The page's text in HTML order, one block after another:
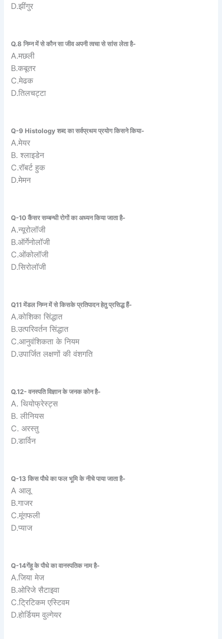
D.झींगुर
Q.8 निम्न में से कौन सा जीव अपनी त्वचा से सांस लेता है-
A.मछली
B.कबूतर
C.मेढक
D.तिलचट्टा
Q-9 Histology शब्द का सर्वप्रथम प्रयोग किसने किया-
A.मेयर
B. श्लाइडेन
C.रॉबर्ट हुक
D.मेमन
Q-10 कैंसर सम्बन्धी रोगों का अध्यन किया जाता है-
A.न्यूरोलॉजी
B.ऑर्गेनोलॉजी
C.ओंकोलॉजी
D.सिरोलॉजी
Q11 मेंडल निम्न में से किसके प्रतिपादन हेतु प्रसिद्ध हैं-
A.कोशिका सिंद्धात
B.उत्परिवर्तन सिंद्धात
C.आनुवंशिकता के नियम
D.उपार्जित लक्षणों की वंशगति
Q.12- वनस्पति विज्ञान के जनक कोन है-
A. थियोफ्रेस्ट्स
B. लीनियस
C. अरस्तु
D.डार्विन
Q-13 किस पौधे का फल भूमि के नीचे पाया जाता है-
A आलू
B.गाजर
C.मूंगफली
D.प्याज
Q-14गेंहू के पौधे का वानस्पतिक नाम है-
A.जिया मेज
B.ओरिजे सैटाइवा
C.ट्रिटिकम एस्टिवम
D.होर्डियम वुल्गेयर